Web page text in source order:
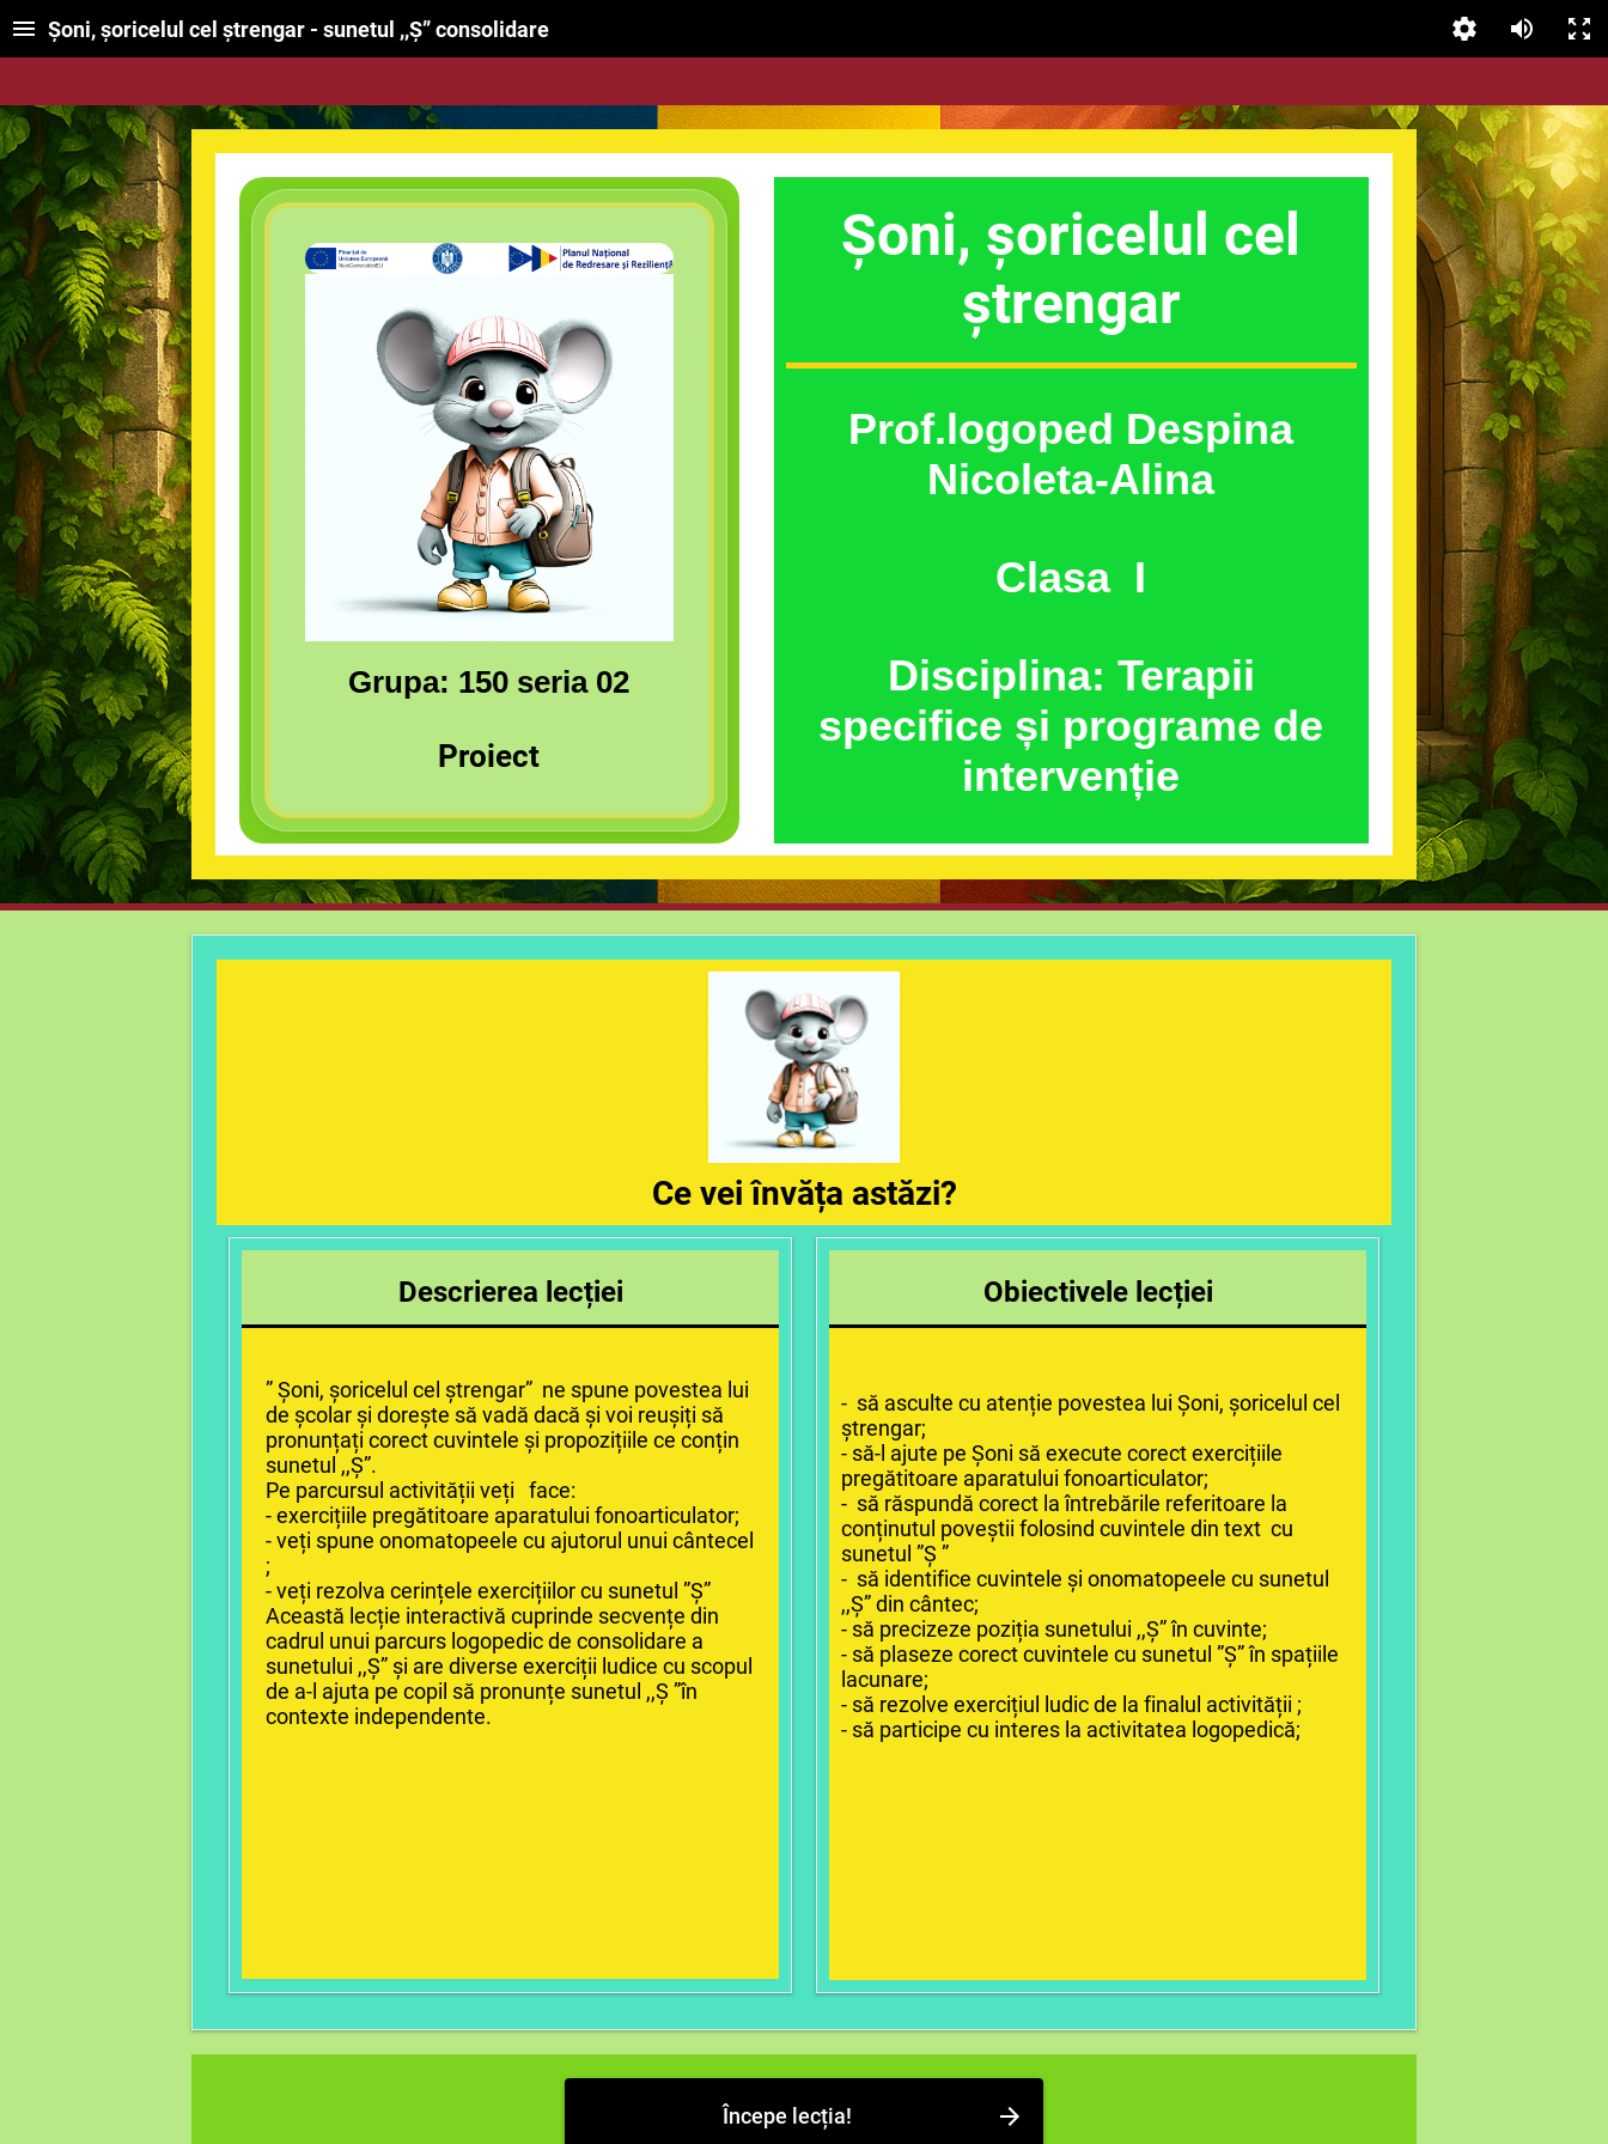
Șoni, șoricelul cel ștrengar - sunetul ,,Ș” consolidare
Grupa: 150 seria 02
Proiect
Șoni, șoricelul cel
ștrengar
Prof.logoped Despina
Nicoleta-Alina
Clasa I
Disciplina: Terapii
specifice și programe de
intervenție
Ce vei învăța astăzi?
Descrierea lecției
” Șoni, șoricelul cel ștrengar” ne spune povestea lui
de școlar și dorește să vadă dacă și voi reușiți să
pronunțați corect cuvintele și propozițiile ce conțin
sunetul ,,Ș”.
Pe parcursul activității veți face:
- exercițiile pregătitoare aparatului fonoarticulator;
- veți spune onomatopeele cu ajutorul unui cântecel
;
- veți rezolva cerințele exercițiilor cu sunetul ”Ș”
Această lecție interactivă cuprinde secvențe din
cadrul unui parcurs logopedic de consolidare a
sunetului ,,Ș” și are diverse exerciții ludice cu scopul
de a-l ajuta pe copil să pronunțe sunetul ,,Ș ”în
contexte independente.
Obiectivele lecției
- să asculte cu atenție povestea lui Șoni, șoricelul cel
ștrengar;
- să-l ajute pe Șoni să execute corect exercițiile
pregătitoare aparatului fonoarticulator;
- să răspundă corect la întrebările referitoare la
conținutul poveștii folosind cuvintele din text cu
sunetul ”Ș ”
- să identifice cuvintele și onomatopeele cu sunetul
,,Ș”din cântec;
- să precizeze poziția sunetului ,,Ș” în cuvinte;
- să plaseze corect cuvintele cu sunetul ”Ș” în spațiile
lacunare;
- să rezolve exercițiul ludic de la finalul activității ;
- să participe cu interes la activitatea logopedică;
Începe lecția!